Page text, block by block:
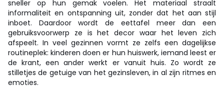
sneller op hun gemak voelen. Het materiaal straalt
informaliteit en ontspanning uit, zonder dat het aan stijl
inboet. Daardoor wordt de eettafel meer dan een
gebruiksvoorwerp ze is het decor waar het leven zich
afspeelt. In veel gezinnen vormt ze zelfs een dagelijkse
routineplek: kinderen doen er hun huiswerk, iemand leest er
de krant, een ander werkt er vanuit huis. Zo wordt ze
stilletjes de getuige van het gezinsleven, in al zijn ritmes en
emoties.